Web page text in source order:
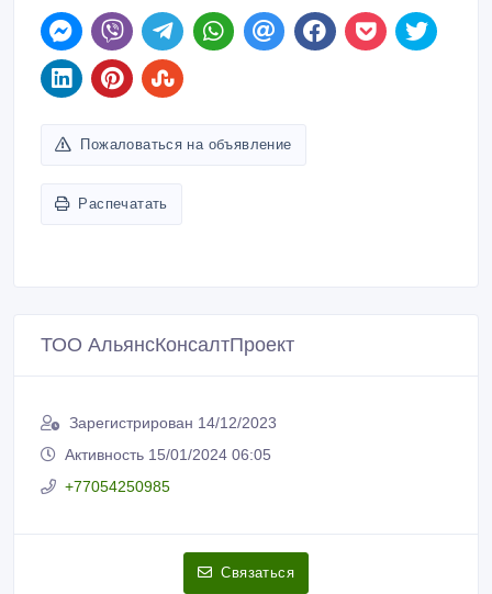
Пожаловаться на объявление
Распечатать
ТОО АльянсКонсалтПроект
Зарегистрирован 14/12/2023
Активность 15/01/2024 06:05
+77054250985
Связаться